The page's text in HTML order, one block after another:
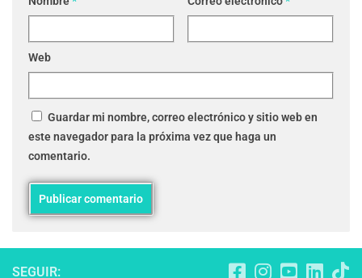
Web
Guardar mi nombre, correo electrónico y sitio web en
este navegador para la próxima vez que haga un
comentario.
SEGUIR: